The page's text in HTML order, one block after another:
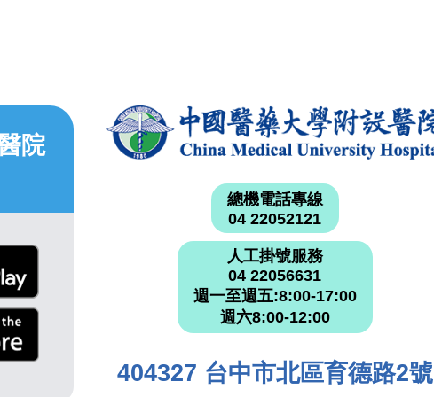
院
總機電話專線
04 22052121
人工掛號服務
04 22056631
週一至週五:8:00-17:00
週六8:00-12:00
404327 台中市北區育德路2號